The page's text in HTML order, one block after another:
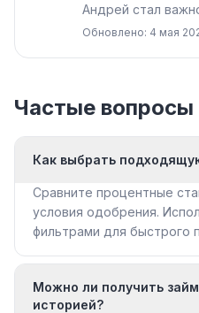
Андрей стал
Обновлено: 4 мая
Частые вопросы
Как выбрать
Сравните процентные
условия одобрения.
фильтрами для быстрого
Можно ли получить
историей?